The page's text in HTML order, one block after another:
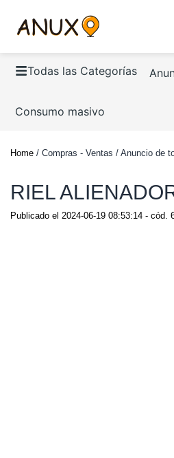
Todas las Categorías
Consumo masivo
Home / Compras - Ventas / Anuncio de
RIEL
Publicado el 2024-06-19 08:53:14 - cód.